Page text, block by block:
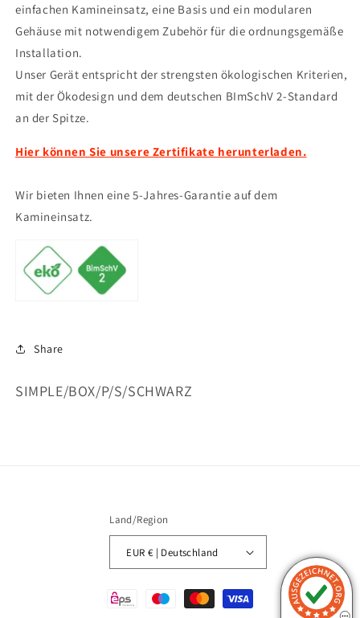
einfachen Kamineinsatz, eine Basis und ein modularen
Gehäuse mit notwendigem Zubehör für die ordnungsgemäße
Installation.
Unser Gerät entspricht der strengsten ökologischen Kriterien,
mit der Ökodesign und dem deutschen BImSchV 2-Standard
an der Spitze.
Hier können Sie unsere Zertifikate herunterladen.
Wir bieten Ihnen eine 5-Jahres-Garantie auf dem
Kamineinsatz.
Share
SKU:
SIMPLE/BOX/P/S/SCHWARZ
Land/Region
EUR € | Deutschland
Zahlungsmethoden